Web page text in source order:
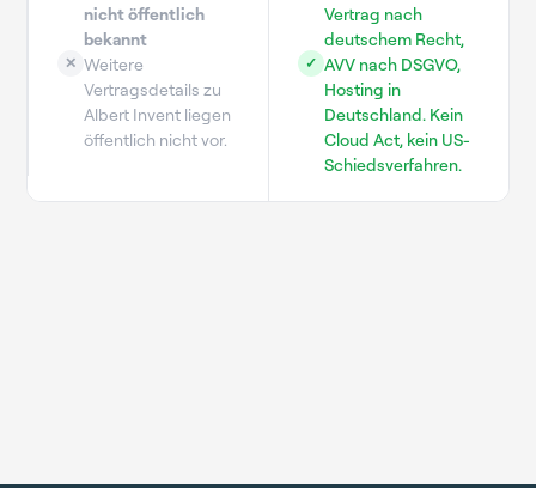
✕
nicht öffentlich
bekannt
Weitere
Vertragsdetails zu
Albert Invent liegen
öffentlich nicht vor.
✓
Vertrag nach
deutschem Recht,
AVV nach DSGVO,
Hosting in
Deutschland. Kein
Cloud Act, kein US-
Schiedsverfahren.